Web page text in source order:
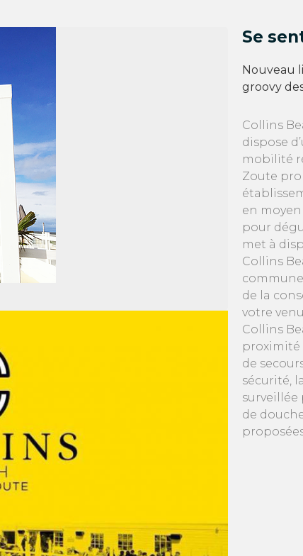
Se
Nouveau
groovy
Collins
dispose
mobilité
Zoute
en
pour
met à
Collins
de la
votre
Collins
proximité
de
sécurité,
surveillée
de